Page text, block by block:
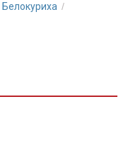
Белокуриха